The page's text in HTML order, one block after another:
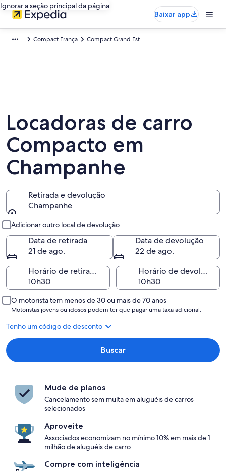
Ignorar a seção principal da página
Baixar app
Compact França Compact Grand Est
Locadoras de carro
Compacto em
Champanhe
Retirada e devolução
Champanhe
Adicionar outro local de devolução
Data de retirada
21 de ago.
Data de devolução
22 de ago.
Horário de retirada
Horário de devolução
O motorista tem menos de 30 ou mais de 70 anos
Motoristas jovens ou idosos podem ter que pagar uma taxa adicional.
Tenho um código de desconto
Buscar
Mude de planos
Cancelamento sem multa em aluguéis de carros
selecionados
Aproveite
Associados economizam no mínimo 10% em mais de 1
milhão de aluguéis de carro
Compre com inteligência